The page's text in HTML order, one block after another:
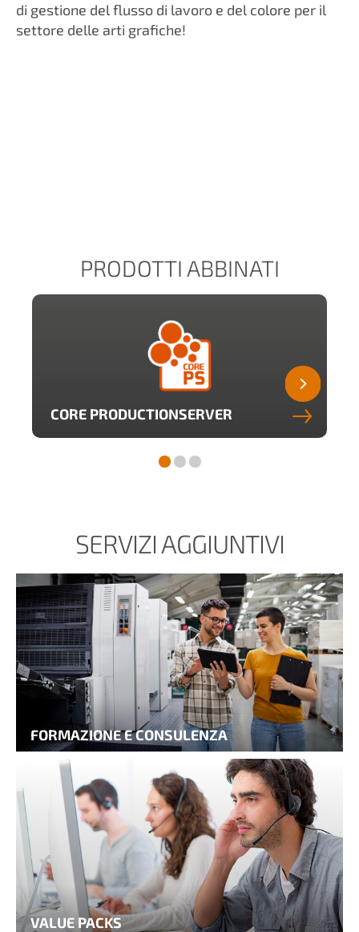
di gestione del flusso di lavoro e del colore per il
settore delle arti grafiche!
PRODOTTI ABBINATI
CORE PRODUCTIONSERVER
SERVIZI AGGIUNTIVI
FORMAZIONE E CONSULENZA
VALUE PACKS